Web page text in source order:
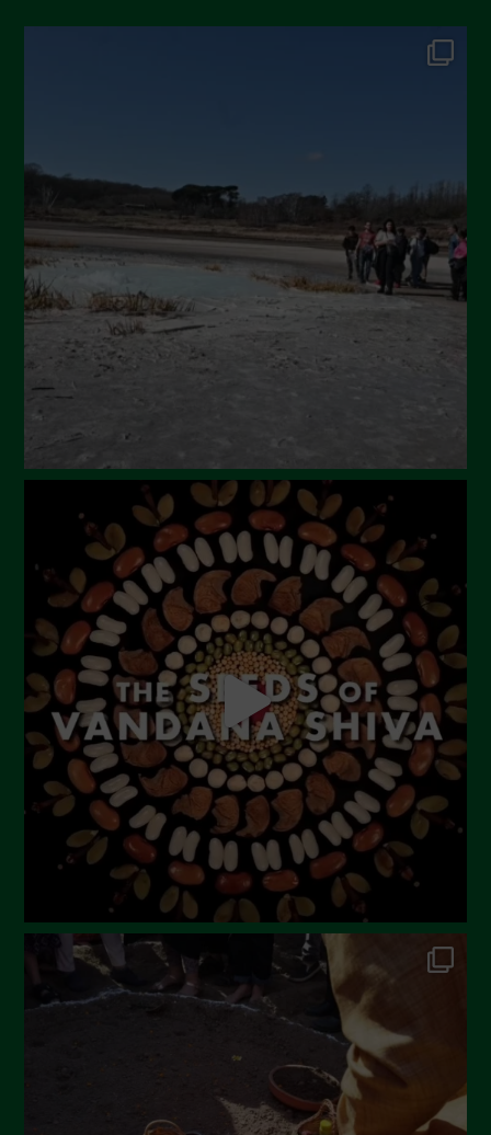
Gennaio 2025
Settembre 2024
Luglio 2024
Maggio 2024
Aprile 2024
Marzo 2024
Febbraio 2024
Ottobre 2023
Settembre 2023
Agosto 2023
Luglio 2023
Giugno 2023
Maggio 2023
Aprile 2023
Marzo 2023
Febbraio 2023
Dicembre 2022
Novembre 2022
Ottobre 2022
Settembre 2022